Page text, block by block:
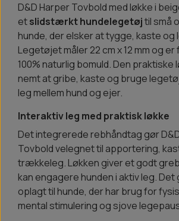
D&D Harper Tovbold med løkke i
etslidstærkt hundelegetøjtil små
hunde, der elsker at tygge, kaste
Legetøjet måler 22 cm x 12 mm og
100% naturlig bomuld. Den praktiske
nemt at gribe, kaste og bruge
leg mellem hund og ejer.
Interaktiv leg med praktisk løkke
Det integrerede rebhåndtag gør
Tovbold velegnet til apportering,
trækkeleg. Løkken giver et godt
kan engagere hunden i aktiv leg.
oplagt til hunde, der har brug for
mental stimulering og sjove